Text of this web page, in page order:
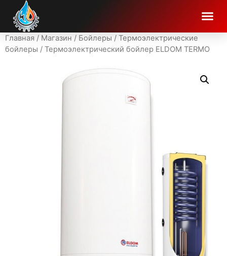
Главная / Магазин / Бойлеры / Термоэлектрические
бойлеры / Термоэлектрический бойлер ELDOM TERMO